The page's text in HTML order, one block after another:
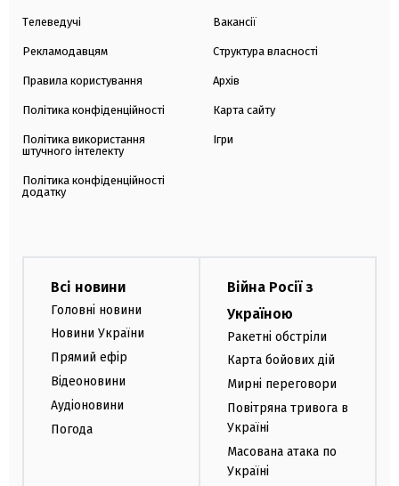
Телеведучі
Рекламодавцям
Правила користування
Політика конфіденційності
Політика використання
штучного інтелекту
Політика конфіденційності
додатку
Вакансії
Структура власності
Архів
Карта сайту
Ігри
Всі новини
Головні новини
Новини України
Прямий ефір
Відеоновини
Аудіоновини
Погода
Війна Росії з
Україною
Ракетні обстріли
Карта бойових дій
Мирні переговори
Повітряна тривога в
Україні
Масована атака по
Україні